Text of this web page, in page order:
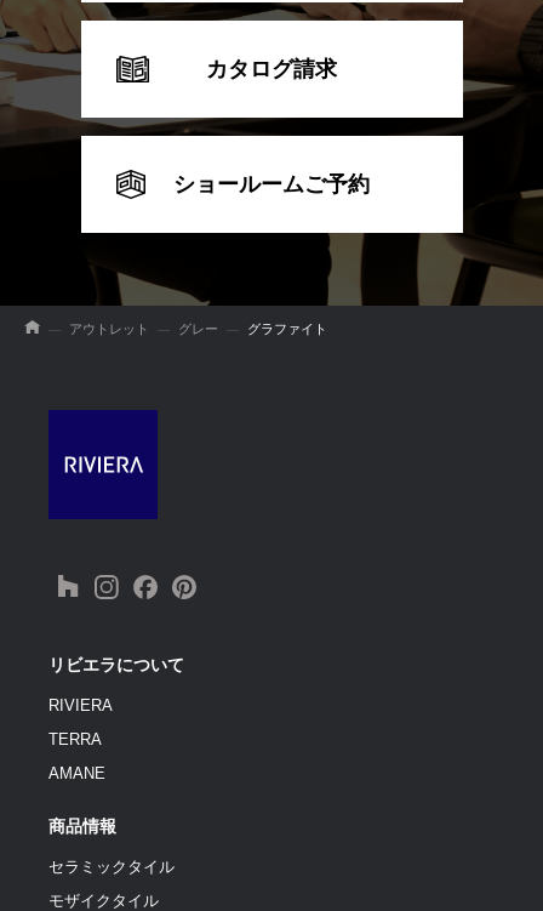
カタログ請求
ショールームご予約
アウトレット グレー グラファイト
リビエラについて
RIVIERA
TERRA
AMANE
商品情報
セラミックタイル
モザイクタイル